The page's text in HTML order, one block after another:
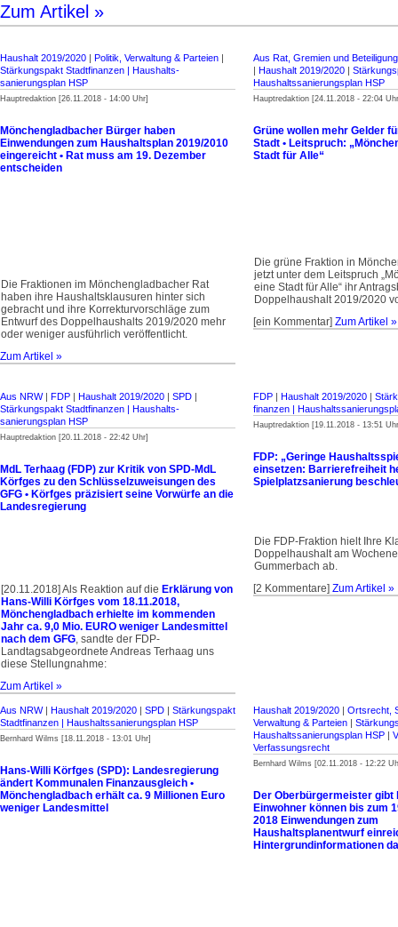
Zum Artikel »
Haushalt 2019/2020 | Politik, Verwaltung & Parteien |
Stärkungspakt Stadt­finanzen | Haus­halts­
sanierungsplan HSP
Hauptredaktion [26.11.2018 - 14:00 Uhr]
Mönchengladbacher Bürger haben
Einwendungen zum Haushaltsplan 2019/2010
eingereicht • Rat muss am 19. Dezember
entscheiden
Die Fraktionen im Mönchengladbacher Rat
haben ihre Haushaltsklausuren hinter sich
gebracht und ihre Korrekturvorschläge zum
Entwurf des Doppelhaushalts 2019/2020 mehr
oder weniger ausführlich veröffentlicht.
Zum Artikel »
Aus Rat, Gremien und
| Haushalt 2019/2020 |
Haus­halts­sanierungsplan HSP
Hauptredaktion [24.11.2018 - 22:04
Grüne wollen mehr Gelder
Stadt • Leitspruch:
Stadt für Alle“
Die grüne Fraktion in
jetzt unter dem Leitspruch
eine Stadt für Alle“ ihr
Doppelhaushalt 2019/2020
[ein Kommentar] Zum Artikel »
Aus NRW| FDP | Haushalt 2019/2020 | SPD |
Stärkungspakt Stadt­finanzen | Haus­halts­
sanierungsplan HSP
Hauptredaktion [20.11.2018 - 22:42 Uhr]
MdL Terhaag (FDP) zur Kritik von SPD-MdL
Körfges zu den Schlüsselzuweisungen des
GFG • Körfges präzisiert seine Vorwürfe an die
Landesregierung
[20.11.2018] Als Reaktion auf die Erklärung von
Hans-Willi Körfges vom 18.11.2018,
Mönchengladbach erhielte im kommenden
Jahr ca. 9,0 Mio. EURO weniger Landesmittel
nach dem GFG, sandte der FDP-
Landtagsabgeordnete Andreas Terhaag uns
diese Stellungnahme:
Zum Artikel »
FDP | Haushalt 2019/2020 |
finanzen |
Hauptredaktion [19.11.2018 - 13:51
FDP: „Geringe
einsetzen: Barrierefreiheit
Spielplatzsanierung
Die FDP-Fraktion hielt Ihre
Doppelhaushalt am
Gummerbach ab.
[2 Kommentare] Zum Artikel »
Aus NRW| Haushalt 2019/2020 | SPD | Stärkungspakt
Stadt­finanzen | Haus­halts­sanierungsplan HSP
Bernhard Wilms [18.11.2018 - 13:01 Uhr]
Hans-Willi Körfges (SPD): Landesregierung
ändert Kommunalen Finanzausgleich •
Mönchengladbach erhält ca. 9 Millionen Euro
weniger Landesmittel
Haushalt 2019/2020 | Ortsrecht,
Verwaltung & Parteien |
Haus­halts­sanierungsplan HSP |
Verfassungsrecht
Bernhard Wilms [02.11.2018 - 12:22
Der Oberbürgermeister gibt
Einwohner können bis zum
2018 Einwendungen zum
Haushaltsplanentwurf
Hintergrundinformationen